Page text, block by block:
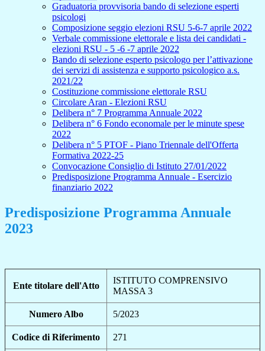
Graduatoria provvisoria bando di selezione esperti
psicologi
Composizione seggio elezioni RSU 5-6-7 aprile 2022
Verbale commissione elettorale e lista dei candidati -
elezioni RSU - 5 -6 -7 aprile 2022
Bando di selezione esperto psicologo per l’attivazione
dei servizi di assistenza e supporto psicologico a.s.
2021/22
Costituzione commissione elettorale RSU
Circolare Aran - Elezioni RSU
Delibera n° 7 Programma Annuale 2022
Delibera n° 6 Fondo economale per le minute spese
2022
Delibera n° 5 PTOF - Piano Triennale dell'Offerta
Formativa 2022-25
Convocazione Consiglio di Istituto 27/01/2022
Predisposizione Programma Annuale - Esercizio
finanziario 2022
Predisposizione Programma Annuale
2023
Ente titolare dell'Atto
ISTITUTO COMPRENSIVO
MASSA 3
Numero Albo 5/2023
Codice di Riferimento 271